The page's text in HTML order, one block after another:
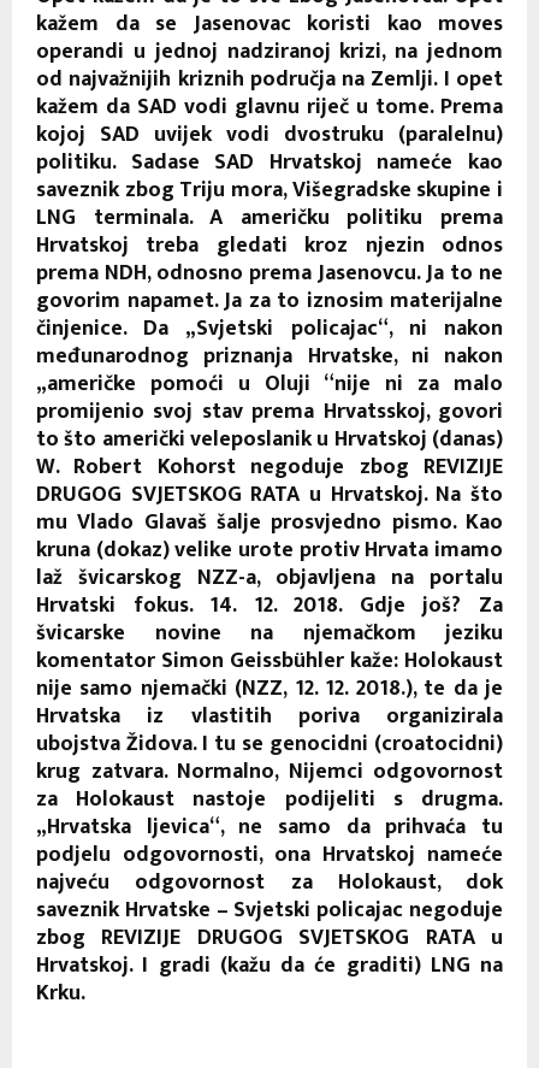
kažem da se Jasenovac koristi kao moves
operandi u jednoj nadziranoj krizi, na jednom
od najvažnijih kriznih područja na Zemlji. I opet
kažem da SAD vodi glavnu riječ u tome. Prema
kojoj SAD uvijek vodi dvostruku (paralelnu)
politiku. Sadase SAD Hrvatskoj nameće kao
saveznik zbog Triju mora, Višegradske skupine i
LNG terminala. A američku politiku prema
Hrvatskoj treba gledati kroz njezin odnos
prema NDH, odnosno prema Jasenovcu. Ja to ne
govorim napamet. Ja za to iznosim materijalne
činjenice. Da „Svjetski policajac“, ni nakon
međunarodnog priznanja Hrvatske, ni nakon
„američke pomoći u Oluji “nije ni za malo
promijenio svoj stav prema Hrvatsskoj, govori
to što američki veleposlanik u Hrvatskoj (danas)
W. Robert Kohorst negoduje zbog REVIZIJE
DRUGOG SVJETSKOG RATA u Hrvatskoj. Na što
mu Vlado Glavaš šalje prosvjedno pismo. Kao
kruna (dokaz) velike urote protiv Hrvata imamo
laž švicarskog NZZ-a, objavljena na portalu
Hrvatski fokus. 14. 12. 2018. Gdje još? Za
švicarske novine na njemačkom jeziku
komentator Simon Geissbühler kaže: Holokaust
nije samo njemački (NZZ, 12. 12. 2018.), te da je
Hrvatska iz vlastitih poriva organizirala
ubojstva Židova. I tu se genocidni (croatocidni)
krug zatvara. Normalno, Nijemci odgovornost
za Holokaust nastoje podijeliti s drugma.
„Hrvatska ljevica“, ne samo da prihvaća tu
podjelu odgovornosti, ona Hrvatskoj nameće
najveću odgovornost za Holokaust, dok
saveznik Hrvatske – Svjetski policajac negoduje
zbog REVIZIJE DRUGOG SVJETSKOG RATA u
Hrvatskoj. I gradi (kažu da će graditi) LNG na
Krku.